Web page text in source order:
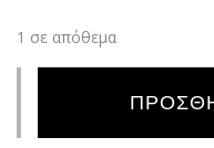
1 σε απόθεμα